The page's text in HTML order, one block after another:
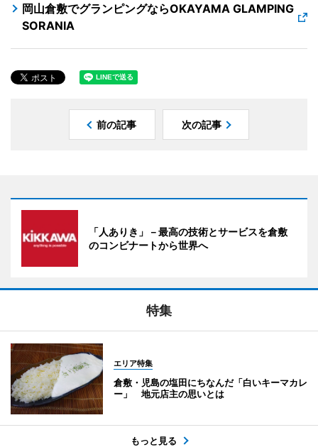
岡山倉敷でグランピングならOKAYAMA GLAMPING
SORANIA
前の記事 次の記事
「人ありき」－最高の技術とサービスを倉敷
のコンビナートから世界へ
特集
エリア特集
倉敷・児島の塩田にちなんだ「白いキーマカレ
ー」 地元店主の思いとは
もっと見る